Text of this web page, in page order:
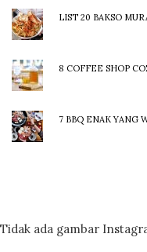
LIST 20 BAKSO
8 COFFEE SHOP
7 BBQ ENAK YANG
Tidak ada gambar